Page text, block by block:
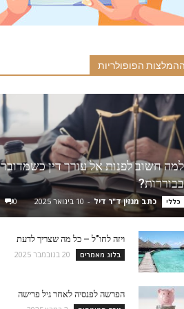
הפופולריות
למה חשוב לפנות אל עורך דין כשמדובר
בבוררות?
כללי כתב מגזין ד"ר דיל - 10 בינואר 2025 0
ויזה לחו"ל – כל מה שצריך לדעת
בלוג מאמרים 20 בנובמבר 2025
הפרשה לפנסיה לאחר גיל פרישה